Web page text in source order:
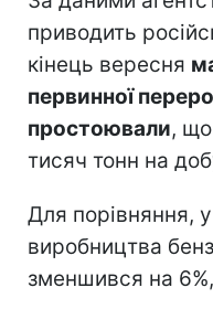
приводить
кінець вересня
первинної
простоювали​​​​​,
тисяч тонн на
Для порівняння,
виробництва
зменшився на